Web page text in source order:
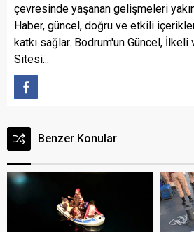
çevresinde yaşanan gelişmeleri
Haber, güncel, doğru ve etkili
katkı sağlar. Bodrum'un Güncel,
Sitesi...
Benzer Konular